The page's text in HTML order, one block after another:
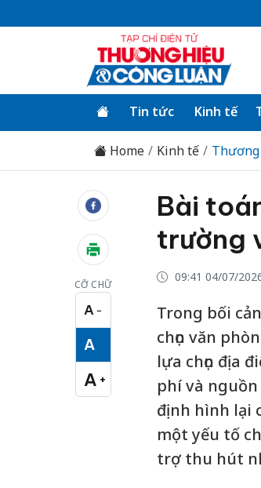
Tin tức Kinh tế
Home Kinh tế
CỠ CHỮ
A −
Cỡ chữ nhỏ
A
Cỡ chữ vừa
A +
Cỡ chữ lớn
Bài
trường
09:41 04/07/
Trong bối
chọn văn
lựa chọn địa
phí và
định hình lại
một yếu tố
trợ thu hút